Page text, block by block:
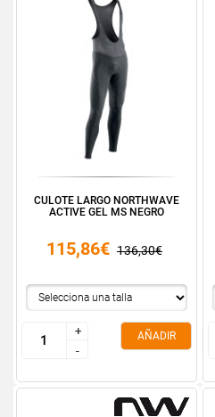
CULOTE LARGO NORTHWAVE
ACTIVE GEL MS NEGRO
115,86€ 136,30€
+
-
+
-
AÑADIR